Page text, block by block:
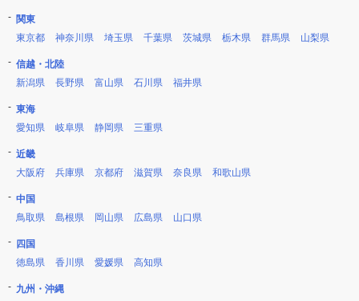
関東
東京都
神奈川県 埼玉県 千葉県 茨城県 栃木県 群馬県 山梨県
信越・北陸
新潟県
長野県 富山県 石川県 福井県
東海
愛知県
岐阜県 静岡県 三重県
近畿
大阪府
兵庫県 京都府 滋賀県 奈良県 和歌山県
中国
鳥取県
島根県 岡山県 広島県 山口県
四国
徳島県
香川県 愛媛県 高知県
九州・沖縄